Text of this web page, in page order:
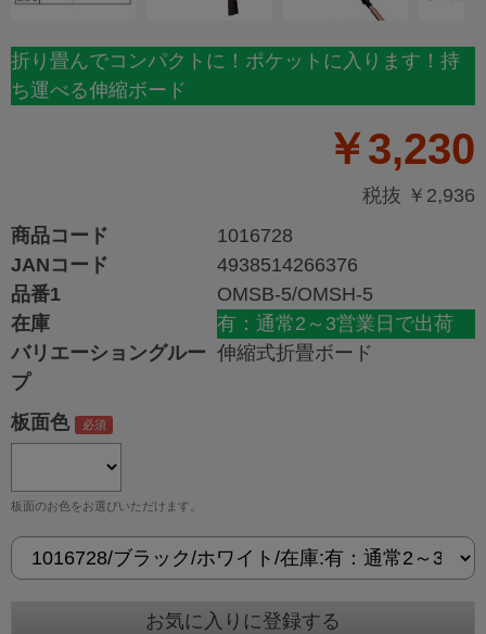
折り畳んでコンパクトに！ポケットに入ります！持
ち運べる伸縮ボード
￥3,230
税抜 ￥2,936
商品コード
1016728
JANコード
4938514266376
品番1
OMSB-5/OMSH-5
在庫
有：通常2～3営業日で出荷
バリエーショングルー
プ
伸縮式折畳ボード
板面色
板面のお色をお選びいただけます。
お気に入りに登録する